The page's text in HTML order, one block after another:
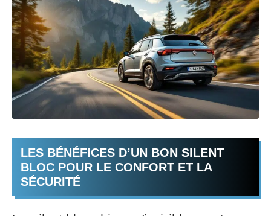
LES BÉNÉFICES D’UN BON SILENT
BLOC POUR LE CONFORT ET LA
SÉCURITÉ